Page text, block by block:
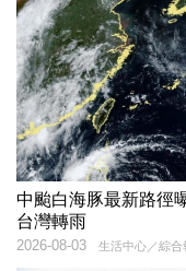
中颱白海豚最新路徑
台灣轉雨
生活中心／綜合
2026-08-03